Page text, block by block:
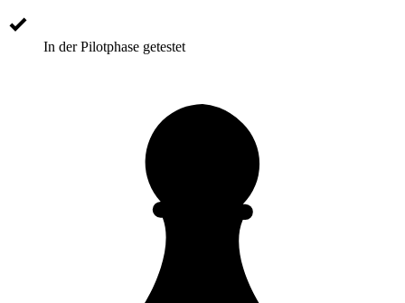
In der Pilotphase getestet